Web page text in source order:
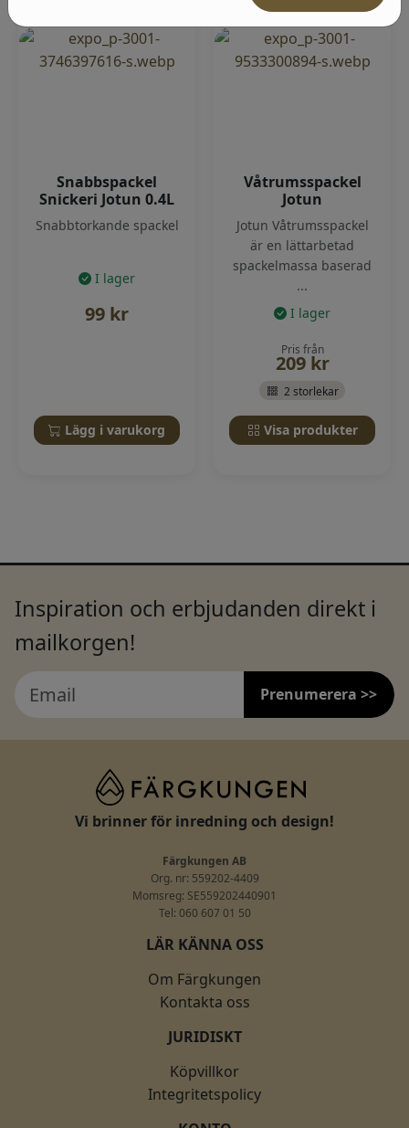
Snabbspackel
Snickeri Jotun 0.4L
Snabbtorkande spackel
I lager
99 kr
Lägg i varukorg
Våtrumsspackel
Jotun
Jotun Våtrumsspackel
är en lättarbetad
spackelmassa baserad
...
I lager
Pris från
209 kr
2 storlekar
Visa produkter
Inspiration och erbjudanden direkt i
mailkorgen!
Prenumerera >>
Vi brinner för inredning och design!
Färgkungen AB
Org. nr: 559202-4409
Momsreg: SE559202440901
Tel: 060 607 01 50
LÄR KÄNNA OSS
Om Färgkungen
Kontakta oss
JURIDISKT
Köpvillkor
Integritetspolicy